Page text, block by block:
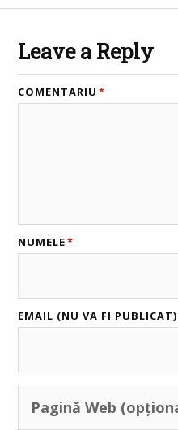
Leave a Reply
COMENTARIU *
NUMELE*
EMAIL (NU VA FI PUBLICAT)